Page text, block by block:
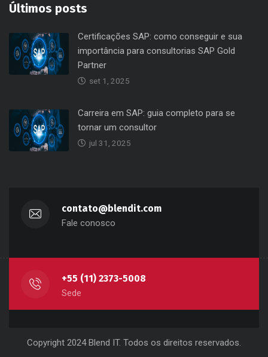
Últimos posts
Certificações SAP: como conseguir e sua
importância para consultorias SAP Gold
Partner
set 1, 2025
Carreira em SAP: guia completo para se
tornar um consultor
jul 31, 2025
contato@blendit.com
Fale conosco
+55 (11) 2373-5008
Sede
Copyright 2024 Blend IT. Todos os direitos reservados.